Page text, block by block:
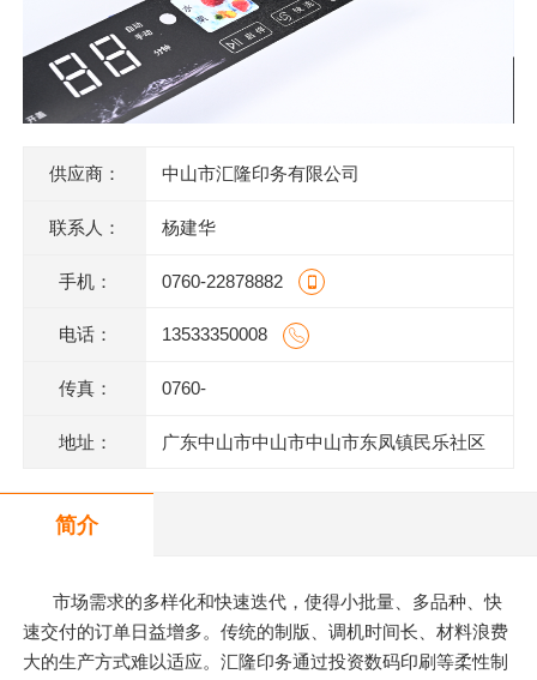
供应商： 中山市汇隆印务有限公司
联系人： 杨建华
手机： 0760-22878882
电话： 13533350008
传真： 0760-
地址： 广东中山市中山市中山市东凤镇民乐社区
简介
市场需求的多样化和快速迭代，使得小批量、多品种、快
速交付的订单日益增多。传统的制版、调机时间长、材料浪费
大的生产方式难以适应。汇隆印务通过投资数码印刷等柔性制